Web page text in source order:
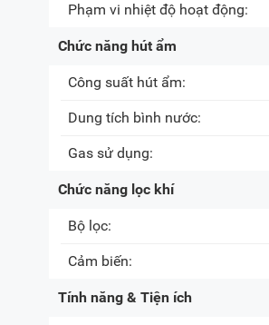
Phạm vi nhiệt độ hoạt động:
Chức năng hút ẩm
Công suất hút ẩm:
Dung tích bình nước:
Gas sử dụng:
Chức năng lọc khí
Bộ lọc:
Cảm biến:
Tính năng & Tiện ích